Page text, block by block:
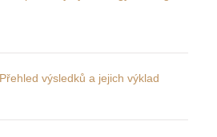
výsledků a jejich výklad